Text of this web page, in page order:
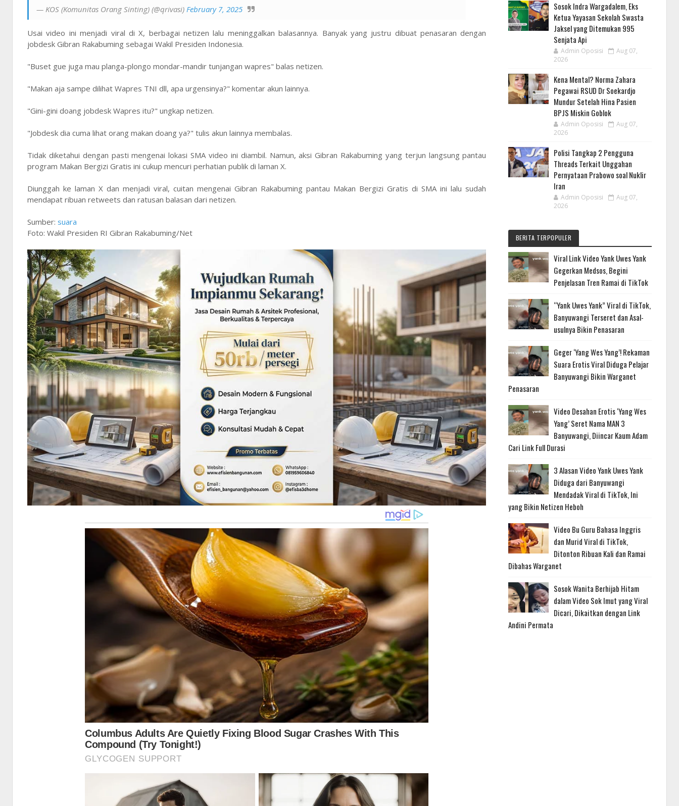
— KOS (Komunitas Orang Sinting) (@qrivasi) February 7, 2025
Usai video ini menjadi viral di X, berbagai netizen lalu meninggalkan balasannya. Banyak yang justru dibuat penasaran dengan
jobdesk Gibran Rakabuming sebagai Wakil Presiden Indonesia.
"Buset gue juga mau planga-plongo mondar-mandir tunjangan wapres" balas netizen.
"Makan aja sampe dilihat Wapres TNI dll, apa urgensinya?" komentar akun lainnya.
"Gini-gini doang jobdesk Wapres itu?" ungkap netizen.
"Jobdesk dia cuma lihat orang makan doang ya?" tulis akun lainnya membalas.
Tidak diketahui dengan pasti mengenai lokasi SMA video ini diambil. Namun, aksi Gibran Rakabuming yang terjun langsung pantau
program Makan Bergizi Gratis ini cukup mencuri perhatian publik di laman X.
Diunggah ke laman X dan menjadi viral, cuitan mengenai Gibran Rakabuming pantau Makan Bergizi Gratis di SMA ini lalu sudah
mendapat ribuan retweets dan ratusan balasan dari netizen.
Sumber: suara
Foto: Wakil Presiden RI Gibran Rakabuming/Net
Sosok Indra Wargadalem, Eks
Ketua Yayasan Sekolah Swasta
Jaksel yang Ditemukan 995
Senjata Api
Admin Oposisi
Aug 07,
2026
Kena Mental? Norma Zahara
Pegawai RSUD Dr Soekardjo
Mundur Setelah Hina Pasien
BPJS Miskin Goblok
Admin Oposisi
Aug 07,
2026
Polisi Tangkap 2 Pengguna
Threads Terkait Unggahan
Pernyataan Prabowo soal Nuklir
Iran
Admin Oposisi
Aug 07,
2026
BERITA TERPOPULER
Viral Link Video Yank Uwes Yank
Gegerkan Medsos, Begini
Penjelasan Tren Ramai di TikTok
“Yank Uwes Yank” Viral di TikTok,
Banyuwangi Terseret dan Asal-
usulnya Bikin Penasaran
Geger ‘Yang Wes Yang’! Rekaman
Suara Erotis Viral Diduga Pelajar
Banyuwangi Bikin Warganet
Penasaran
Video Desahan Erotis ‘Yang Wes
Yang’ Seret Nama MAN 3
Banyuwangi, Diincar Kaum Adam
Cari Link Full Durasi
3 Alasan Video Yank Uwes Yank
Diduga dari Banyuwangi
Mendadak Viral di TikTok, Ini
yang Bikin Netizen Heboh
Video Bu Guru Bahasa Inggris
dan Murid Viral di TikTok,
Ditonton Ribuan Kali dan Ramai
Dibahas Warganet
Sosok Wanita Berhijab Hitam
dalam Video Sok Imut yang Viral
Dicari, Dikaitkan dengan Link
Andini Permata